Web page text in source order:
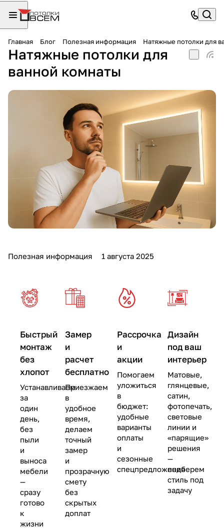
Главная Блог Полезная информация Натяжные потолки для
Натяжные потолки для
ванной комнаты
Полезная информация 1 августа 2025
Быстрый
монтаж
без
хлопот
Устанавливаем
за
один
день,
без
пыли
и
выноса
мебели
—
сразу
готово
к
жизни
Замер
и
расчет
бесплатно
Приезжаем
в
удобное
время,
делаем
точный
замер
и
прозрачную
смету
без
скрытых
доплат
Рассрочка
и
акции
Помогаем
уложиться
в
бюджет:
удобные
варианты
оплаты
и
сезонные
спецпредложения
Дизайн
под ваш
интерьер
Матовые,
глянцевые,
сатин,
фотопечать,
световые
линии и
«парящие»
решения
—
подберем
стиль под
задачу